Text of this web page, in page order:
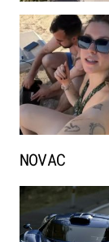
NOVAC